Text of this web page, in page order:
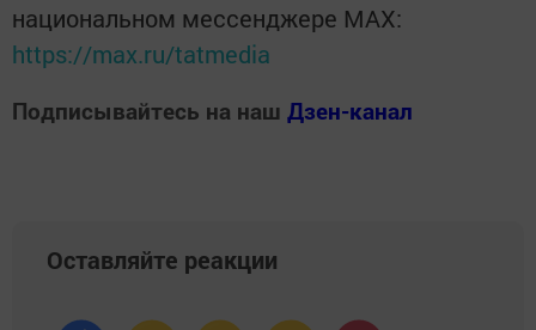
национальном мессенджере MАХ:
https://max.ru/tatmedia
Подписывайтесь на наш Дзен-канал
Оставляйте реакции